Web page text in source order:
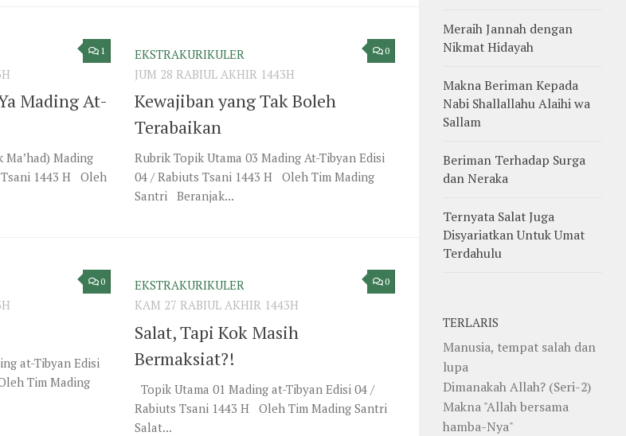
1
Mading At-
Ma’had) Mading
1443 H Oleh
0
EKSTRAKURIKULER
JUM 28 RABIUL AKHIR 1443H
Kewajiban yang Tak Boleh
Terabaikan
Rubrik Topik Utama 03 Mading At-Tibyan Edisi
04 / Rabiuts Tsani 1443 H Oleh Tim Mading
Santri Beranjak...
0
at-Tibyan Edisi
Tim Mading
0
EKSTRAKURIKULER
KAM 27 RABIUL AKHIR 1443H
Salat, Tapi Kok Masih
Bermaksiat?!
Topik Utama 01 Mading at-Tibyan Edisi 04 /
Rabiuts Tsani 1443 H Oleh Tim Mading Santri
Salat...
Meraih Jannah dengan
Nikmat Hidayah
Makna Beriman Kepada
Nabi Shallallahu Alaihi wa
Sallam
Beriman Terhadap Surga
dan Neraka
Ternyata Salat Juga
Disyariatkan Untuk Umat
Terdahulu
TERLARIS
Manusia, tempat salah dan
lupa
Dimanakah Allah? (Seri-2)
Makna "Allah bersama
hamba-Nya"